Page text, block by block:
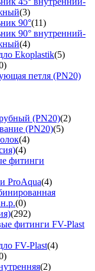
(3)
90°(11)
90° внутренний-
(4)
Ekoplastik(5)
петля (PN20)
(PN20)(2)
(PN20)(5)
(4)
(4)
фитинги
ProAqua(4)
(0)
(292)
фитинги FV-Plast
FV-Plast(4)
(2)